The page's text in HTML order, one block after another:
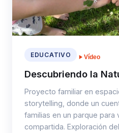
EDUCATIVO Vídeo
Descubriendo la
Proyecto familiar en
storytelling, donde un
familias en un parque para
compartida. Exploración